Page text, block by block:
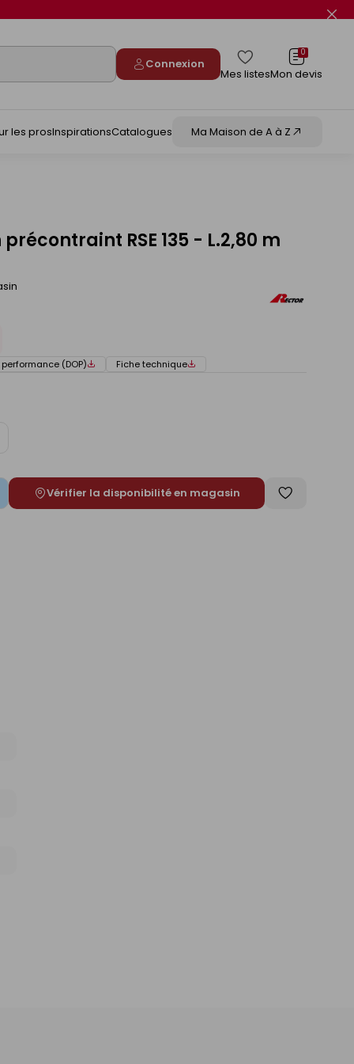
Connexion
Mes listes
0
Mon devis
les prosInspirationsCatalogues Ma Maison de A à Z
RSE 135 - L.2,80 m
(DOP) Fiche technique
Vérifier la disponibilité en magasin
Enregistrer